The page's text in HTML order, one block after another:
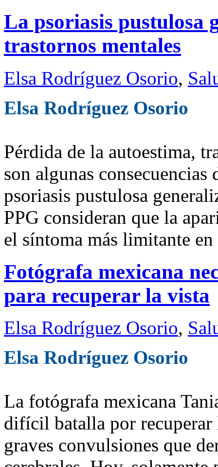
La psoriasis pustulosa
trastornos mentales
Elsa Rodríguez Osorio,
Elsa Rodríguez Osorio
Pérdida de la autoestima,
son algunas
psoriasis pustulosa
PPG consideran que la
el síntoma más limitante
Fotógrafa mexicana
para recuperar la vista
Elsa Rodríguez Osorio,
Elsa Rodríguez Osorio
La fotógrafa mexicana
difícil batalla por
graves convulsiones que